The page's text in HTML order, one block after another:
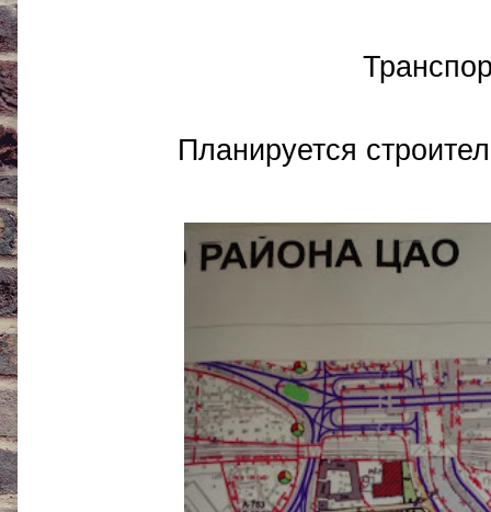
Планируется